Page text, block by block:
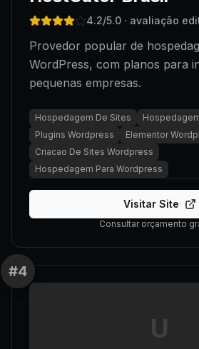
4.2/5.0 · avaliação
Provedor popular de
WordPress, com planos para
pequenas empresas.
Hospedagem De Sites
Plugins Wordpress
Elementor
Criacao De Sites Wordpress
Hospedagem Para Wordpress
Visitar Site
Consultar orçamento
#4
U